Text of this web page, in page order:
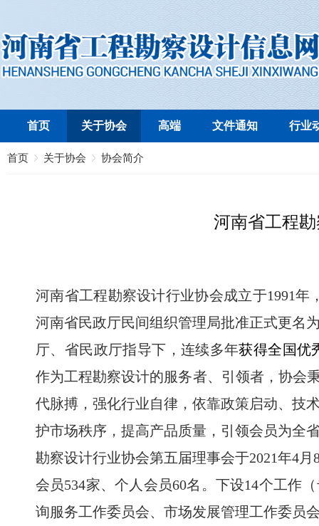
首页 关于协会 高端 文件通知 行业
首页 关于协会 协会简介
河南省工程
河南省工程勘察设计行业协会成立于1991年
河南省民政厅民间组织管理局批准正式更名
厅、省民政厅指导下， 连续多年获得全国优
作为工程勘察设计的服务者、引领者，协会
代脉搏， 强化行业自律，依靠政策启动、技
护市场秩序，提高产品质量，引领会员为全
勘察设计行业协会第五届理事会于2021年4
会员534家、个人会员60名。下设14个工作
询服务工作委员会、市场发展管理工作委员